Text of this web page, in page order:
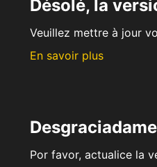
Désolé, la
Veuillez mettre à jour
En savoir plus
Por favor, actualice la